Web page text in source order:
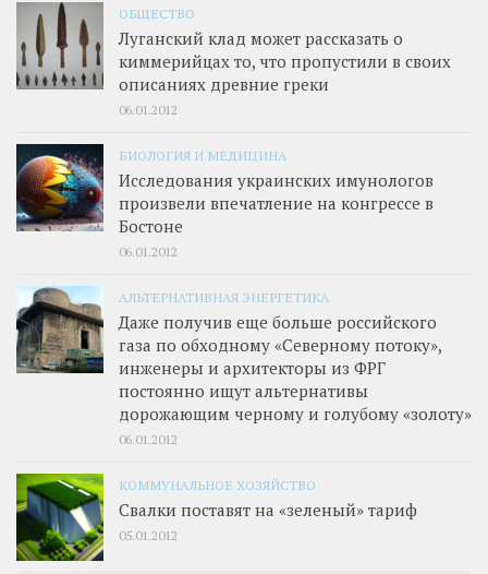
ОБЩЕСТВО
Луганский клад может рассказать о
киммерийцах то, что пропустили в своих
описаниях древние греки
06.01.2012
БИОЛОГИЯ И МЕДИЦИНА
Исследования украинских имунологов
произвели впечатление на конгрессе в
Бостоне
06.01.2012
АЛЬТЕРНАТИВНАЯ ЭНЕРГЕТИКА
Даже получив еще больше российского
газа по обходному «Северному потоку»,
инженеры и архитекторы из ФРГ
постоянно ищут альтернативы
дорожающим черному и голубому «золоту»
06.01.2012
КОММУНАЛЬНОЕ ХОЗЯЙСТВО
Свалки поставят на «зеленый» тариф
05.01.2012